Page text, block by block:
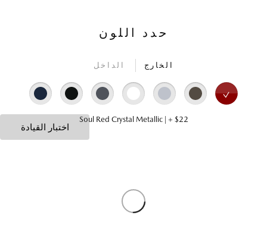
اختبار القيادة
حدد اللون
الخارج الداخل
Soul Red Crystal Metallic | + $22